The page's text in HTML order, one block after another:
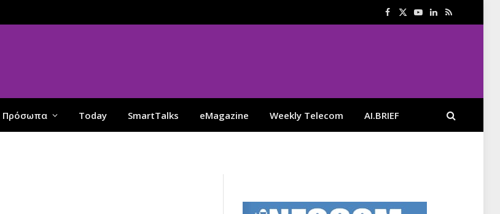
Facebook
X
YouTube
LinkedIn
RSS
Πρόσωπα Today SmartTalks eMagazine Weekly Telecom AI.BRIEF